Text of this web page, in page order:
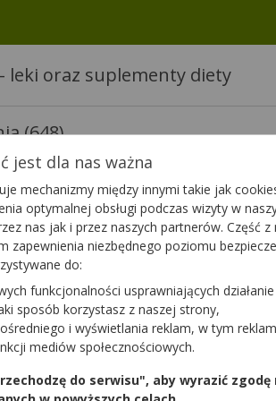
– leki oraz suplementy diety
(648)
140
BETAtex
Spodenki do
kolonoskopii
włókninowe
granatowe
rozmiar
uniwersalny
10 szt.
Dostępność
Dodaj do koszyka
Cewnik do
CH14 60cm
jest dla nas ważna
mechanizmy między innymi takie jak
optymalnej obsługi podczas wizyty w
nas jak i przez naszych partnerów. Część
zapewnienia niezbędnego poziomu
do:
funkcjonalności usprawniających
sposób korzystasz z naszej strony,
i wyświetlania reklam, w tym
mediów społecznościowych.
do serwisu", aby wyrazić